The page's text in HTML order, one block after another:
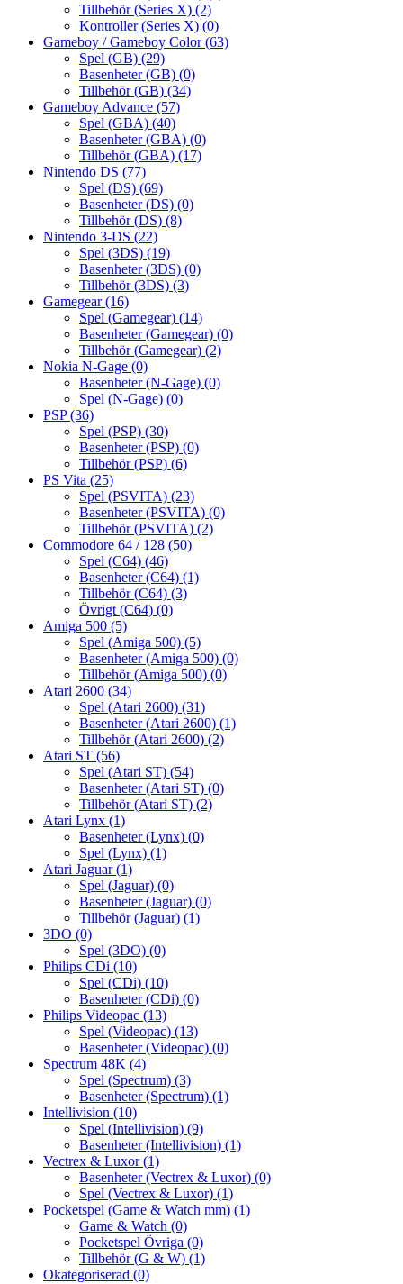
Tillbehör (Series X) (2)
Kontroller (Series X) (0)
Gameboy / Gameboy Color(63)
Spel (GB) (29)
Basenheter (GB) (0)
Tillbehör (GB) (34)
Gameboy Advance (57)
Spel (GBA) (40)
Basenheter (GBA) (0)
Tillbehör (GBA) (17)
Nintendo DS (77)
Spel (DS) (69)
Basenheter (DS) (0)
Tillbehör (DS) (8)
Nintendo 3-DS (22)
Spel (3DS) (19)
Basenheter (3DS) (0)
Tillbehör (3DS) (3)
Gamegear(16)
Spel (Gamegear) (14)
Basenheter (Gamegear) (0)
Tillbehör (Gamegear) (2)
Nokia N-Gage (0)
Basenheter (N-Gage) (0)
Spel (N-Gage) (0)
PSP(36)
Spel (PSP) (30)
Basenheter (PSP) (0)
Tillbehör (PSP) (6)
PS Vita (25)
Spel (PSVITA) (23)
Basenheter (PSVITA) (0)
Tillbehör (PSVITA) (2)
Commodore 64 / 128 (50)
Spel (C64) (46)
Basenheter (C64) (1)
Tillbehör (C64) (3)
Övrigt (C64) (0)
Amiga 500 (5)
Spel (Amiga 500) (5)
Basenheter (Amiga 500) (0)
Tillbehör (Amiga 500) (0)
Atari 2600 (34)
Spel (Atari 2600) (31)
Basenheter (Atari 2600) (1)
Tillbehör (Atari 2600) (2)
Atari ST (56)
Spel (Atari ST) (54)
Basenheter (Atari ST) (0)
Tillbehör (Atari ST) (2)
Atari Lynx (1)
Basenheter (Lynx) (0)
Spel (Lynx) (1)
Atari Jaguar(1)
Spel (Jaguar) (0)
Basenheter (Jaguar) (0)
Tillbehör (Jaguar) (1)
3DO (0)
Spel (3DO) (0)
Philips CDi (10)
Spel (CDi) (10)
Basenheter (CDi) (0)
Philips Videopac (13)
Spel (Videopac) (13)
Basenheter (Videopac) (0)
Spectrum 48K (4)
Spel (Spectrum) (3)
Basenheter (Spectrum) (1)
Intellivision (10)
Spel (Intellivision) (9)
Basenheter (Intellivision) (1)
Vectrex & Luxor(1)
Basenheter (Vectrex & Luxor) (0)
Spel (Vectrex & Luxor) (1)
Pocketspel (Game & Watch mm) (1)
Game & Watch (0)
Pocketspel Övriga (0)
Tillbehör (G & W) (1)
Okategoriserad (0)